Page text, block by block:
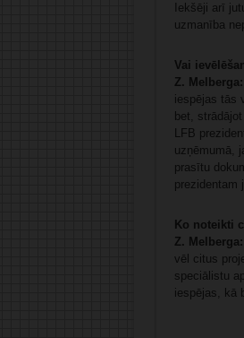
Iekšēji arī
uzmanība
Vai
Z. Melberga:
iespējas tās
bet,
LFB
uzņēmumā,
prasītu
prezidentam
Ko noteikti
Z. Melberga:
vēl citus
speciālistu
iespējas, kā